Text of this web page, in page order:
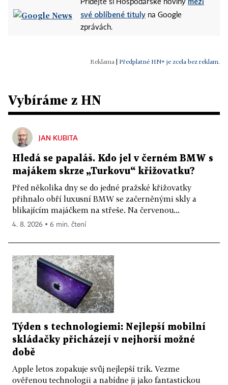
Přidejte si Hospodářské noviny
své oblíbené tituly na Google
zprávách.
Předplatné HN+ je zcela bez reklam.
Vybíráme z HN
JAN KUBITA
Hledá se papaláš. Kdo jel v černém BMW s
majákem skrze „Turkovu“ křižovatku?
Před několika dny se do jedné pražské křižovatky
přihnalo obří luxusní BMW se začerněnými skly a
blikajícím majáčkem na střeše. Na červenou...
4. 8. 2026 ▪ 6 min. čtení
Týden s technologiemi: Nejlepší mobilní
skládačky přicházejí v nejhorší možné
době
Apple letos zopakuje svůj nejlepší trik. Vezme
ověřenou technologii a nabídne ji jako fantastickou